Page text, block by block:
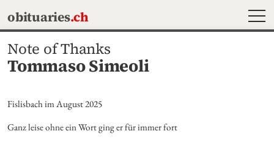
obituaries.ch
Note of Thanks
Tommaso Simeoli
Fislisbach im August 2025
Ganz leise ohne ein Wort ging er für immer fort